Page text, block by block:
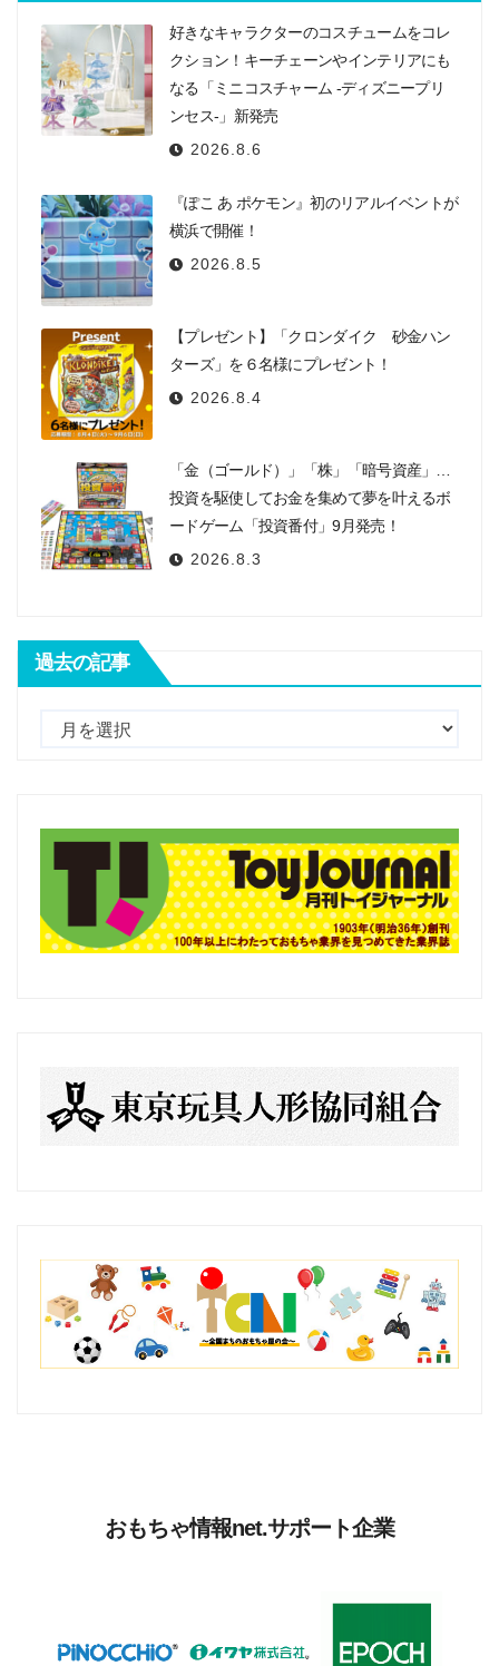
好きなキャラクターのコスチュームをコレ
クション！キーチェーンやインテリアにも
なる「ミニコスチャーム -ディズニープリ
ンセス-」新発売
2026.8.6
『ぽこ あ ポケモン』初のリアルイベントが
横浜で開催！
2026.8.5
【プレゼント】「クロンダイク 砂金ハン
ターズ」を６名様にプレゼント！
2026.8.4
「金（ゴールド）」「株」「暗号資産」…
投資を駆使してお金を集めて夢を叶えるボ
ードゲーム「投資番付」9月発売！
2026.8.3
過去の記事
記
おもちゃ情報net.サポート企業